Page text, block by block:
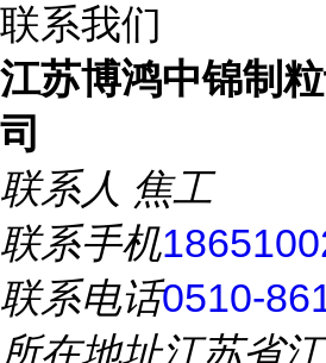
联系我们
江苏博鸿中锦制
司
联系人 焦工
联系手机
联系电话0510-
所在地址江苏省